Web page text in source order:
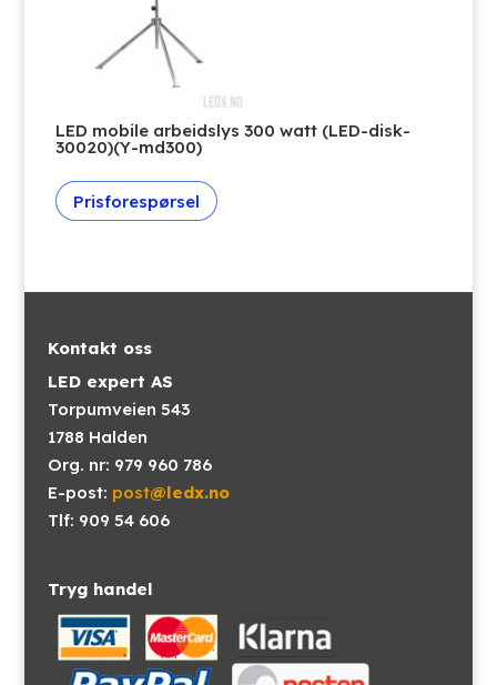
LED mobile arbeidslys 300 watt (LED-disk-
30020)(Y-md300)
Prisforespørsel
Kontakt oss
LED expert AS
Torpumveien 543
1788 Halden
Org. nr: 979 960 786
E-post: post@ledx.no
Tlf: 909 54 606
Tryg handel